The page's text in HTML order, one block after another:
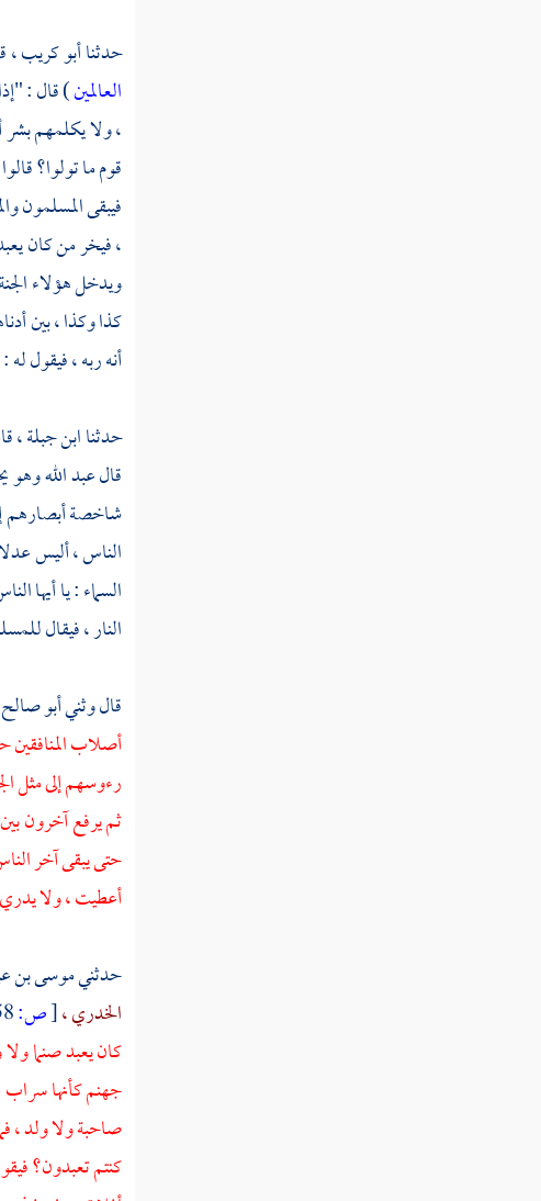
حدثناأبو كريب ،
العالمين) قال :
، ولا يكلمهم
قوم ما تولوا؟
فيبقى المسلمون
، فيخر من كان
ويدخل هؤلاء
كذا وكذا ، بين
أنه ربه ، فيقول
حدثناابن جبلة ،
قالعبد اللهوهو
شاخصة أبصارهم
الناس ، أليس
السماء : يا أيها
النار ، فيقال
قال وثنيأبو
أصلاب المنافقين
رءوسهم إلى مثل
ثم يرفع آخرون
حتى يبقى آخر
أعطيت ، ولا
حدثنيموسى بن
الخدري ،[ص:
كان يعبد صنما
جهنم كأنها
صاحبة ولا ولد ،
كنتم تعبدون؟